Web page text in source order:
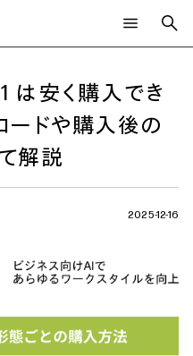
（DEXツール）
索します。
は安く購入でき
ードや購入後の
解説
2025-12-16